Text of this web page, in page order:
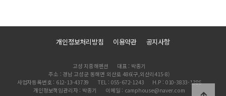
개인정보처리방침 이용약관 공지사항
고성 지중해펜션
대표 : 박종기
주소 : 경남 고성군 동해면 외산로 486(구,외산리415-8)
사업자등록번호 : 612-13-43739
TEL : 055-672-1243
H.P : 010-3833-1386
개인정보책임관리자 : 박종기
이메일 : camphouse@naver.com